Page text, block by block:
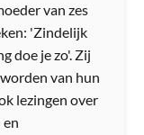
van zes
'Zindelijk
doe je zo'. Zij
van hun
lezingen over